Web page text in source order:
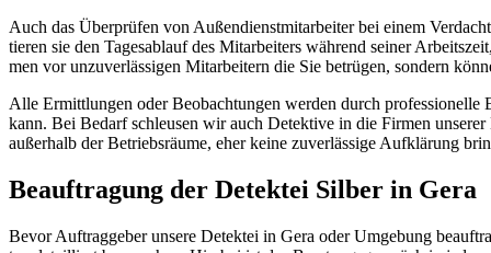
Auch das Über­prü­fen von Außendienst­mitarbeiter bei einem
tie­ren sie den Tages­ab­lauf des Mit­ar­bei­ters wäh­rend sei­ner
men vor unzu­ver­läs­si­gen Mitarbeitern die Sie betrü­gen, son­dern
Alle Ermitt­lun­gen oder Beob­ach­tun­gen wer­den durch pro­fes­sio­nel­le
kann. Bei Bedarf schleu­sen wir auch Detek­ti­ve in die Fir­men
außer­halb der Betriebs­räu­me, eher kei­ne zuver­läs­si­ge Auf­klä­rung
Beauf­tra­gung der Detek­tei Sil­ber in Gera
Bevor Auf­trag­ge­ber unse­re Detek­tei in Gera oder Umge­bung